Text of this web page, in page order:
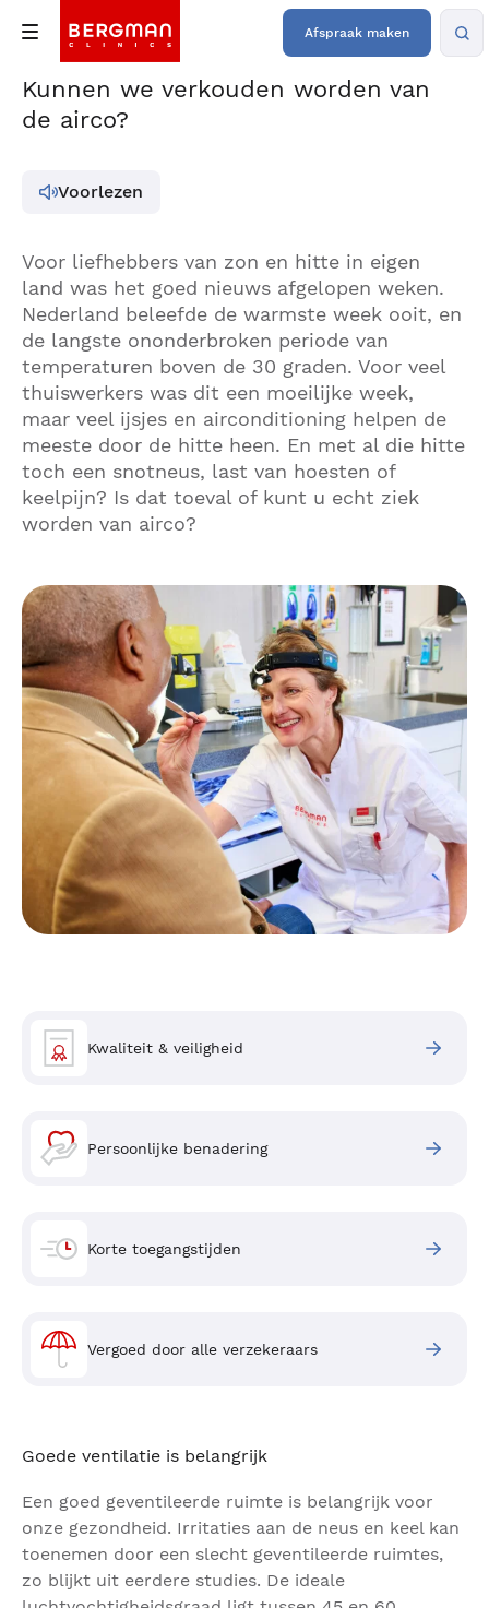
Afspraak maken
Kunnen we verkouden worden van
de airco?
Voorlezen
Voor liefhebbers van zon en hitte in eigen
land was het goed nieuws afgelopen weken.
Nederland beleefde de warmste week ooit, en
de langste ononderbroken periode van
temperaturen boven de 30 graden. Voor veel
thuiswerkers was dit een moeilijke week,
maar veel ijsjes en airconditioning helpen de
meeste door de hitte heen. En met al die hitte
toch een snotneus, last van hoesten of
keelpijn? Is dat toeval of kunt u echt ziek
worden van airco?
Kwaliteit & veiligheid
Persoonlijke benadering
Korte toegangstijden
Vergoed door alle verzekeraars
Goede ventilatie is belangrijk
Een goed geventileerde ruimte is belangrijk voor
onze gezondheid. Irritaties aan de neus en keel kan
toenemen door een slecht geventileerde ruimtes,
zo blijkt uit eerdere studies. De ideale